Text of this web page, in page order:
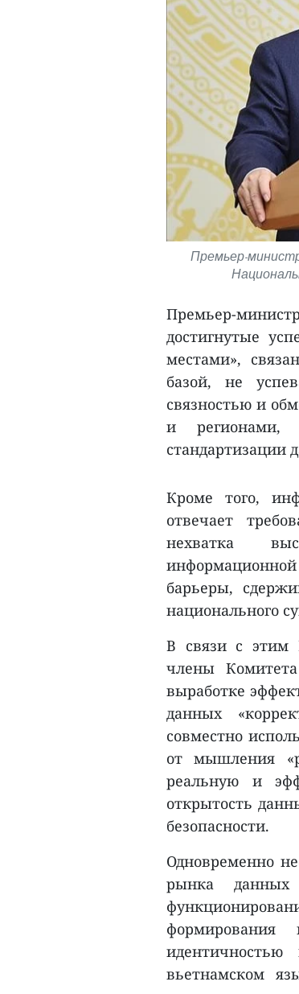
Премьер-
Премьер-
достигнутые
местами»,
базой, не
связностью и
и регионами,
стандартизации
Кроме того,
отвечает
нехватка
информационной
барьеры,
национального
В связи с этим
члены
выработке
данных
совместно
от мышления
реальную и
открытость
безопасности.
Одновременно
рынка
вьетнамском